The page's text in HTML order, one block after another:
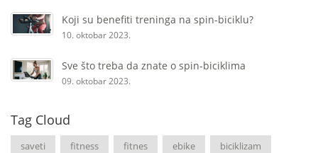
Koji su benefiti treninga na spin-biciklu?
10. oktobar 2023.
Sve što treba da znate o spin-biciklima
09. oktobar 2023.
Tag Cloud
saveti fitness fitnes ebike biciklizam